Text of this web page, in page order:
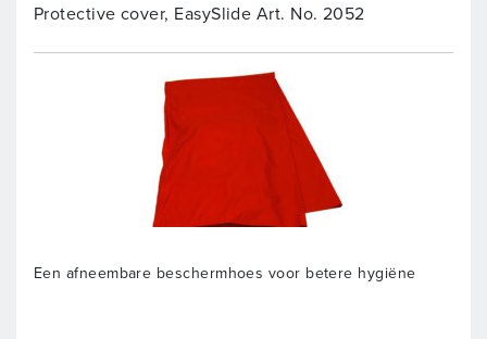
Protective cover, EasySlide Art. No. 2052
Een afneembare beschermhoes voor betere hygiëne